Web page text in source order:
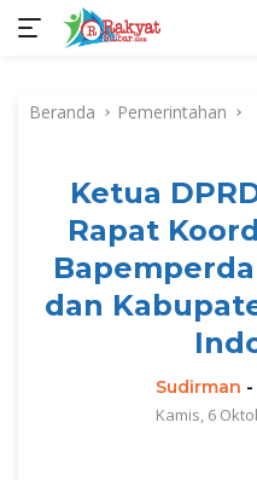
kontenBeranda Pemerintahan
Ketua
Rapat
dan
Sudirman -
Kamis, 6